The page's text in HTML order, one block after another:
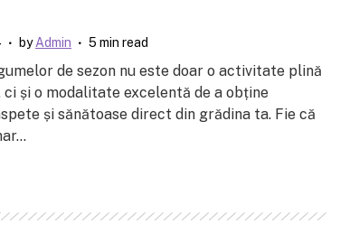
byAdmin 5 min read
de sezon nu este doar o activitate plină
și o modalitate excelentă de a obține
și sănătoase direct din grădina ta. Fie că